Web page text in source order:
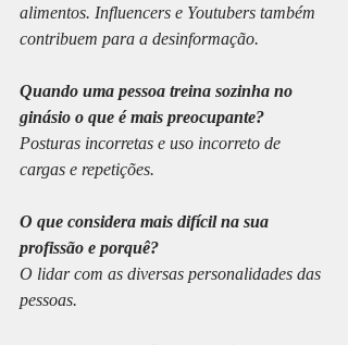
alimentos. Influencers e Youtubers também
contribuem para a desinformação.
Quando uma pessoa treina sozinha no
ginásio o que é mais preocupante?
Posturas incorretas e uso incorreto de
cargas e repetições.
O que considera mais difícil na sua
profissão e porquê?
O lidar com as diversas personalidades das
pessoas.